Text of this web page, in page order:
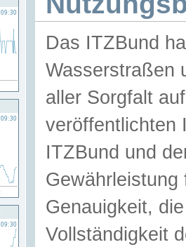
Das ITZBund
Wasserstraßen
aller Sorgfalt
veröffentlichten
ITZBund und
Genauigkeit,
Vollständigkeit